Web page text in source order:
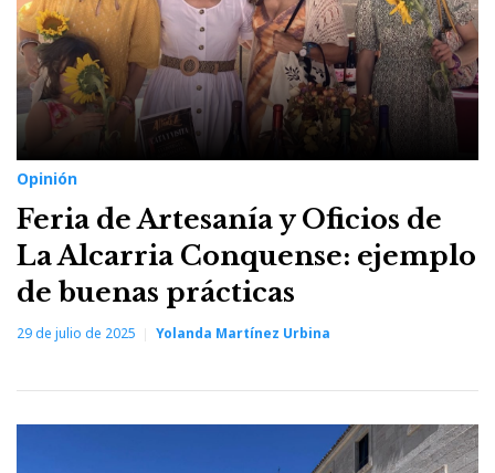
Opinión
Feria de Artesanía y Oficios de
La Alcarria Conquense: ejemplo
de buenas prácticas
29 de julio de 2025 Yolanda Martínez Urbina